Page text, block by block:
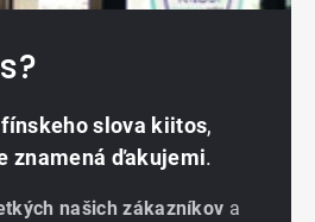
fínskeho slova kiitos,
znamená ďakujemi.
našich zákazníkov a